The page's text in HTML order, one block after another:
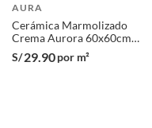
AURA
Cerámica Marmolizado
Crema Aurora 60x60cm
1.44m2
S/29.90por m²